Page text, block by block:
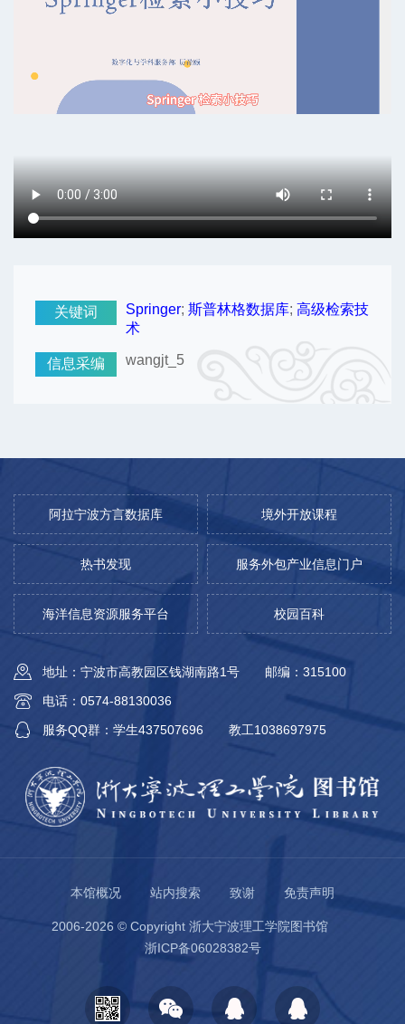
关键词 Springer; 斯普林格数据库; 高级检索技
术
信息采编 wangjt_5
阿拉宁波方言数据库 境外开放课程
热书发现 服务外包产业信息门户
海洋信息资源服务平台 校园百科
地址：宁波市高教园区钱湖南路1号
邮编：315100
电话：0574-88130036
服务QQ群：学生437507696
教工1038697975
本馆概况 站内搜索 致谢 免责声明
2006-2026 © Copyright 浙大宁波理工学院图书馆
浙ICP备06028382号